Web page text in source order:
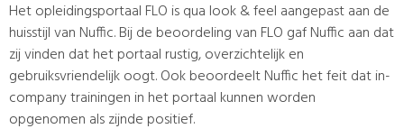
Het opleidingsportaal FLO is qua look & feel aangepast aan de
huisstijl van Nuffic. Bij de beoordeling van FLO gaf Nuffic aan dat
zij vinden dat het portaal rustig, overzichtelijk en
gebruiksvriendelijkoogt.OokbeoordeeltNuffic het feitdat in-
company trainingen in hetportaal kunnen worden
opgenomen als zijnde positief.